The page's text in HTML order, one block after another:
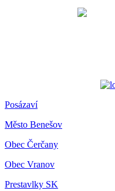
Posázaví
Město Benešov
Obec Čerčany
Obec Vranov
Prestavlky SK